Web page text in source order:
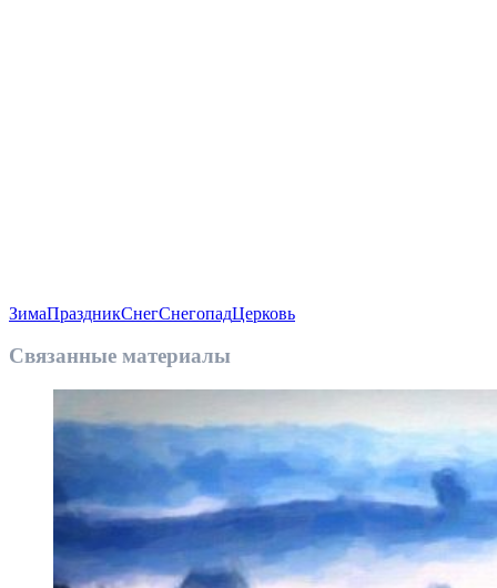
ЗимаПраздникСнегСнегопадЦерковь
Связанные материалы